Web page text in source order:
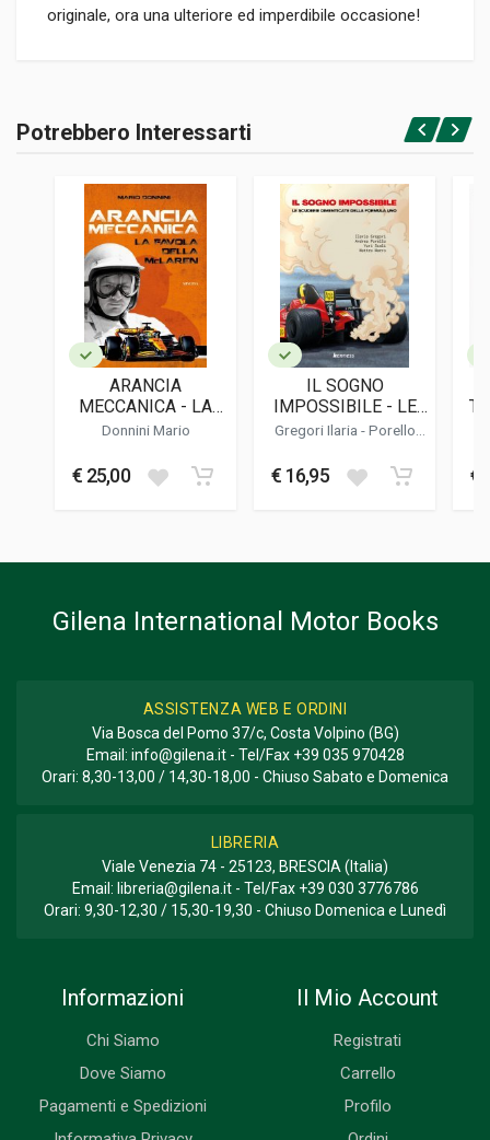
originale, ora una ulteriore ed imperdibile occasione!
Brossura
9788894437928
Cdmedizioni
LINGUA DEL TESTO
DATA DI STAMPA
GENERE O COLLANA
Accedi o registrati
Potrebbero Interessarti
ARANCIA
MECCANICA - LA
FAVOLA DELLA
Donnini Mario
€ 25,00
IL SOGNO
IMPOSSIBILE - LE
SCUDERIE
DELLA FORMULA
UNO
Gregori Ilaria - Porello
Maero Matteo
€ 16,95 €
Gilena International Motor Books
ASSISTENZA WEB E ORDINI
Via Bosca del Pomo 37/c, Costa Volpino (BG)
Email: info@gilena.it- Tel/Fax +39 035 970428
Orari: 8,30-13,00 / 14,30-18,00 - Chiuso Sabato e Domenica
LIBRERIA
Viale Venezia 74 - 25123, BRESCIA (Italia)
Email: libreria@gilena.it- Tel/Fax +39 030 3776786
Orari: 9,30-12,30 / 15,30-19,30 - Chiuso Domenica e Lunedì
Informazioni
Chi Siamo
Dove Siamo
Pagamenti e Spedizioni
Il Mio Account
Registrati
Carrello
Profilo